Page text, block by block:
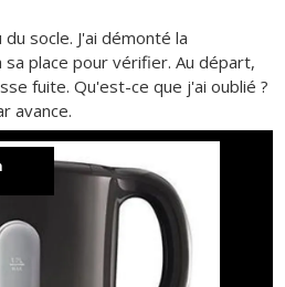
socle. J'ai démonté la
place pour vérifier. Au départ,
fuite. Qu'est-ce que j'ai oublié ?
avance.